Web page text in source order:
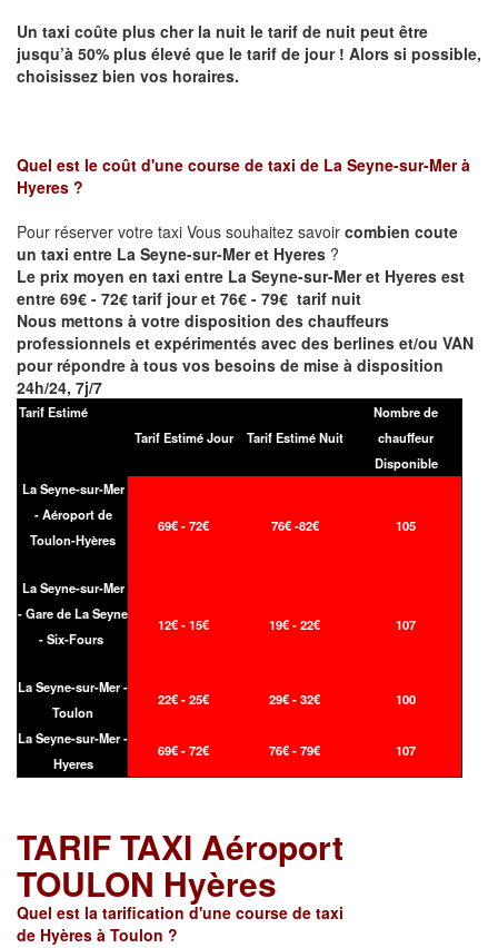
Un taxi coûte plus cher la nuit le tarif de nuit peut être
jusqu’à 50% plus élevé que le tarif de jour ! Alors si possible,
choisissez bien vos horaires.
Quel est le coût d'une course de taxi de La Seyne-sur-Mer à
Hyeres ?
Pour réserver votre taxi Vous souhaitez savoir combien coute
un taxi entre La Seyne-sur-Mer et Hyeres ?
Le prix moyen en taxi entre La Seyne-sur-Mer et Hyeres est
entre 69€ - 72€ tarif jour et 76€ - 79€ tarif nuit
Nous mettons à votre disposition des chauffeurs
professionnels et expérimentés avec des berlines et/ou VAN
pour répondre à tous vos besoins de mise à disposition
24h/24, 7j/7
Tarif Estimé
Tarif Estimé Jour
Tarif Estimé Nuit
Nombre de
chauffeur
Disponible
La Seyne-sur-Mer
- Aéroport de
Toulon-Hyères
69€ - 72€ 76€ -82€ 105
La Seyne-sur-Mer
- Gare de La Seyne
- Six-Fours
12€ - 15€ 19€ - 22€ 107
La Seyne-sur-Mer -
Toulon
22€ - 25€ 29€ - 32€ 100
La Seyne-sur-Mer -
Hyeres
69€ - 72€ 76€ - 79€ 107
TARIF TAXI Aéroport
TOULON Hyères
Quel est la tarification d'une course de taxi
de Hyères à Toulon ?